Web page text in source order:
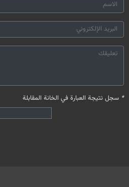
* سجل نتيجة العبارة في الخانة المقابلة